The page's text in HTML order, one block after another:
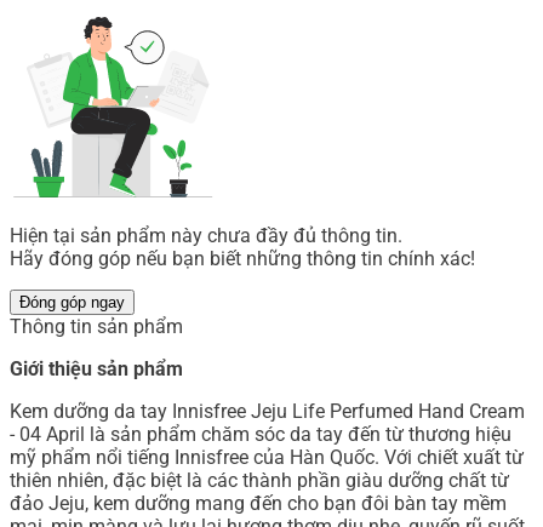
Hiện tại sản phẩm này chưa đầy đủ thông tin.
Hãy đóng góp nếu bạn biết những thông tin chính xác!
Đóng góp ngay
Thông tin sản phẩm
Giới thiệu sản phẩm
Kem dưỡng da tay Innisfree Jeju Life Perfumed Hand Cream
- 04 April là sản phẩm chăm sóc da tay đến từ thương hiệu
mỹ phẩm nổi tiếng Innisfree của Hàn Quốc. Với chiết xuất từ
thiên nhiên, đặc biệt là các thành phần giàu dưỡng chất từ
đảo Jeju, kem dưỡng mang đến cho bạn đôi bàn tay mềm